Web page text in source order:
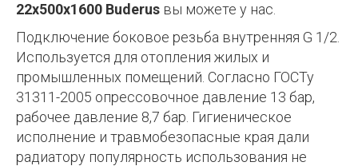
22x500x1600 Buderus вы можете у нас.
Подключение боковое резьба внутренняя G 1/2.
Используется для отопления жилых и
промышленных помещений. Согласно ГОСТу
31311-2005 опрессовочное давление 13 бар,
рабочее давление 8,7 бар. Гигиеническое
исполнение и травмобезопасные края дали
радиатору популярность использования не